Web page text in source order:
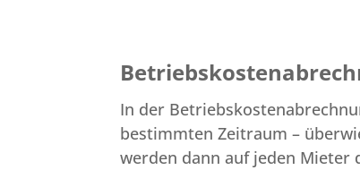
In der
bestimmten Zeitraum –
werden dann auf jeden Mieter